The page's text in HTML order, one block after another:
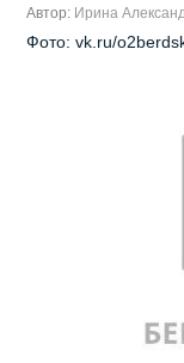
Автор: Ирина
Фото: vk.ru/